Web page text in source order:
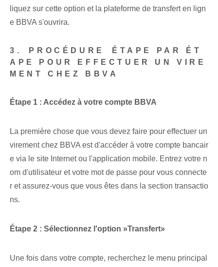
liquez sur cette option et la plateforme de transfert en lign
e BBVA s'ouvrira.
3. ⁢PROCÉDURE⁢ ÉTAPE PAR ÉT
APE POUR EFFECTUER UN VIRE
MENT CHEZ BBVA
Étape 1 : Accédez à votre compte BBVA
La première chose que vous devez faire pour effectuer un
virement chez BBVA est d'accéder à votre compte bancair
e via le site Internet ou l'application mobile. ‌Entrez votre n
om d'utilisateur et votre mot de passe pour vous connecte
r et assurez-vous que vous êtes dans la section transactio
ns.
Étape 2 : Sélectionnez l'option ‍»Transfert»
Une fois dans votre compte, recherchez le menu principal